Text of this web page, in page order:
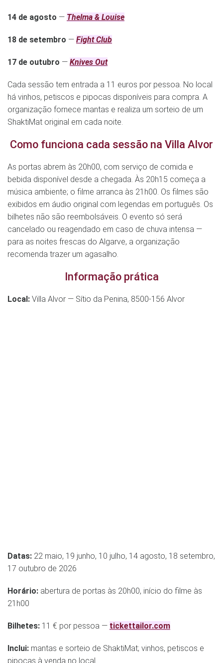
14 de agosto — Thelma & Louise
18 de setembro — Fight Club
17 de outubro — Knives Out
Cada sessão tem entrada a 11 euros por pessoa. No local
há vinhos, petiscos e pipocas disponíveis para compra. A
organização fornece mantas e realiza um sorteio de um
ShaktiMat original em cada noite.
Como funciona cada sessão na Villa Alvor
As portas abrem às 20h00, com serviço de comida e
bebida disponível desde a chegada. Às 20h15 começa a
música ambiente; o filme arranca às 21h00. Os filmes são
exibidos em áudio original com legendas em português. Os
bilhetes não são reembolsáveis. O evento só será
cancelado ou reagendado em caso de chuva intensa —
para as noites frescas do Algarve, a organização
recomenda trazer um agasalho.
Informação prática
Local: Villa Alvor — Sítio da Penina, 8500-156 Alvor
Datas: 22 maio, 19 junho, 10 julho, 14 agosto, 18 setembro,
17 outubro de 2026
Horário: abertura de portas às 20h00, início do filme às
21h00
Bilhetes: 11 € por pessoa — tickettailor.com
Inclui: mantas e sorteio de ShaktiMat; vinhos, petiscos e
pipocas à venda no local